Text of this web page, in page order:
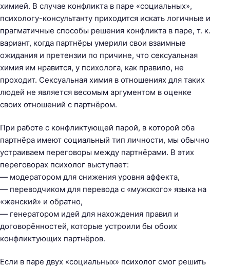
химией. В случае конфликта в паре «социальных»,
психологу-консультанту приходится искать логичные и
прагматичные способы решения конфликта в паре, т. к.
вариант, когда партнёры умерили свои взаимные
ожидания и претензии по причине, что сексуальная
химия им нравится, у психолога, как правило, не
проходит. Сексуальная химия в отношениях для таких
людей не является весомым аргументом в оценке
своих отношений с партнёром.
При работе с конфликтующей парой, в которой оба
партнёра имеют социальный тип личности, мы обычно
устраиваем переговоры между партнёрами. В этих
переговорах психолог выступает:
— модератором для снижения уровня аффекта,
— переводчиком для перевода с «мужского» языка на
«женский» и обратно,
— генератором идей для нахождения правил и
договорённостей, которые устроили бы обоих
конфликтующих партнёров.
Если в паре двух «социальных» психолог смог решить